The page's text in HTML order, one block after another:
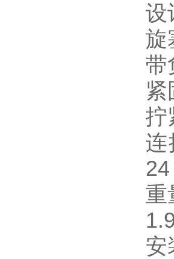
设
旋
带
拧
连
重
安